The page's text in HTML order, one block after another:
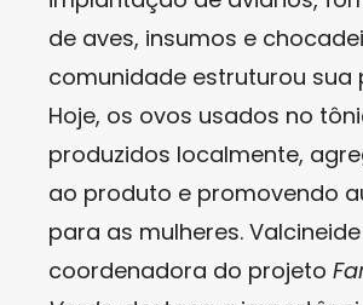
de aves, insumos e
comunidade estruturou sua
Hoje, os ovos usados no
produzidos localmente,
ao produto e promovendo
para as mulheres.
coordenadora do projeto